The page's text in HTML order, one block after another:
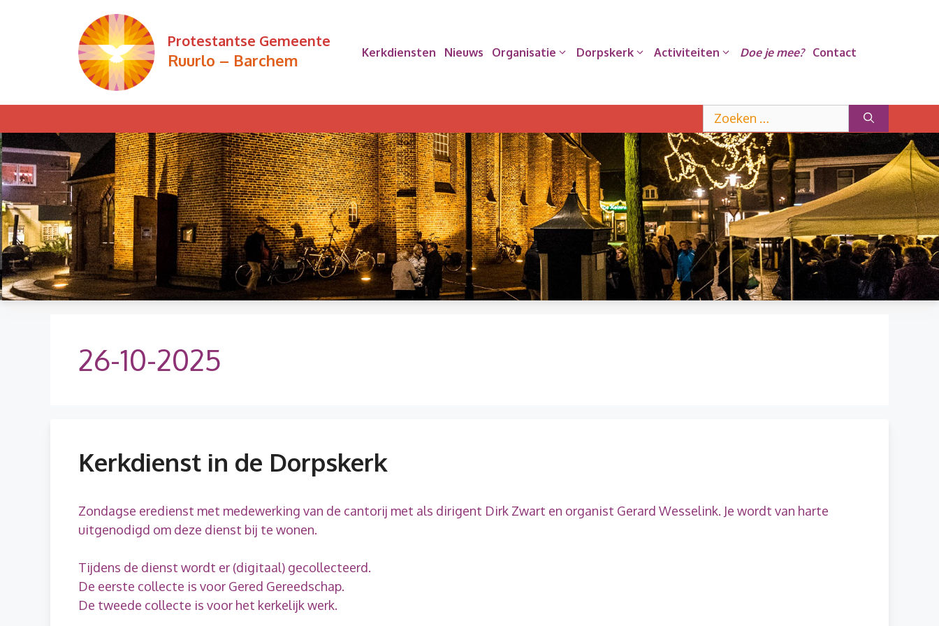
Protestantse Gemeente
Ruurlo – Barchem Kerkdiensten Nieuws Organisatie Dorpskerk Activiteiten Doe je mee? Contact
naar:
26-10-2025
Kerkdienst in de Dorpskerk
Zondagse eredienst met medewerking van de cantorij met als dirigent Dirk Zwart en organist Gerard Wesselink. Je wordt van harte
uitgenodigd om deze dienst bij te wonen.
Tijdens de dienst wordt er (digitaal) gecollecteerd.
De eerste collecte is voor Gered Gereedschap.
De tweede collecte is voor het kerkelijk werk.